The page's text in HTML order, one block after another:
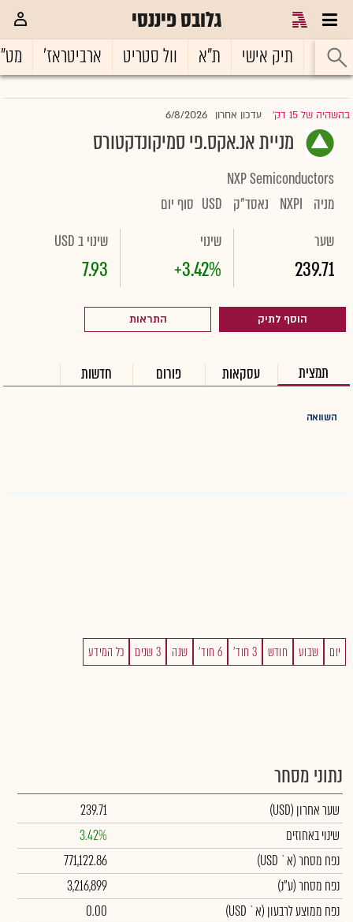
גלובס פיננסי
ראשי תיק אישי ת"א וול סטריט ארביטראז'
בהשהיה של 15 דק' |עדכון אחרון 6/8/2026
מניית אנ.אקס.פי סמיקונדקטורס
NXP Semiconductors
מניה
NXPI נאסד"ק USD סוף יום
שער
239.71
שינוי
+3.42%
שינוי ב USD
7.93
הוסף לתיק התראות
תמצית עסקאות פורום חדשות
השוואה
יום שבוע חודש 3 חוד' 6 חוד' שנה 3 שנים כל המידע
נתוני מסחר
שער אחרון (USD)
239.71
שינוי באחוזים
3.42%
נפח מסחר(א` USD)
771,122.86
נפח מסחר(ע"נ)
3,216,899
נפח ממוצע לרבעון (א` USD)
0.00